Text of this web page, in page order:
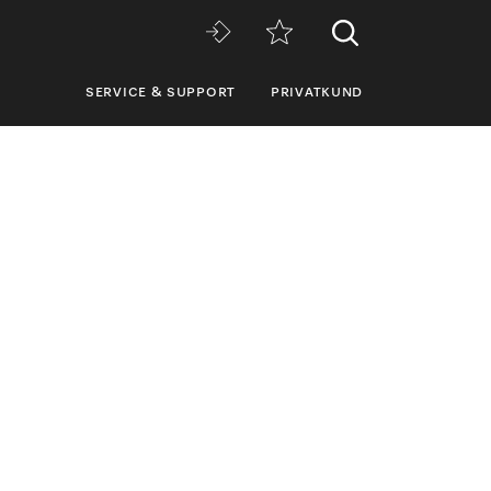
SERVICE & SUPPORT PRIVATKUND